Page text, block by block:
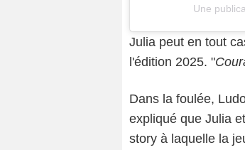
Une
Julia peut en tout
l'édition 2025. "
Dans la foulée,
expliqué que Julia
story à laquelle la